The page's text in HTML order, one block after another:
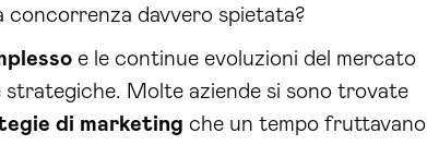
concorrenza davvero spietata?
e le continue evoluzioni del mercato
Molte aziende si sono trovate
di marketing che un tempo fruttavano